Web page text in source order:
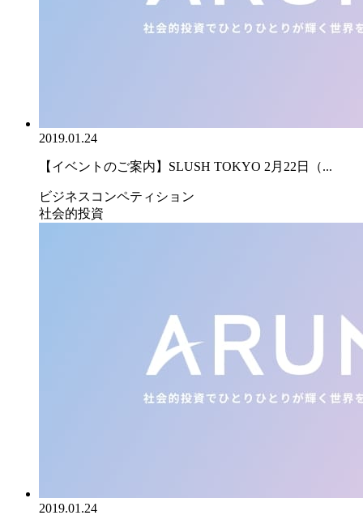
2019.01.24
【イベントのご案内】SLUSH TOKYO 2月22日（...
ビジネスコンペティション
社会的投資
2019.01.24